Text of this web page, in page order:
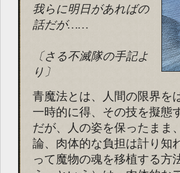
我らに明日があればの
話だが……
〔さる不滅隊の手記よ
り〕
青魔法とは、人間の限界を
一時的に得、その技を擬態
だが、人の姿を保ったまま
論、肉体的な負担は計り知
って魔物の魂を移植する方